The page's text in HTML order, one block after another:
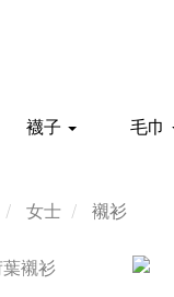
襪子 毛巾
女士 襯衫